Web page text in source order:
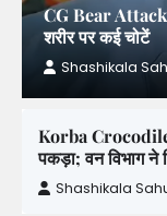
CG Bear Attack:
शरीर पर कई चोटें
Shashikala
Korba Crocodile
पकड़ा; वन विभाग ने
Shashikala